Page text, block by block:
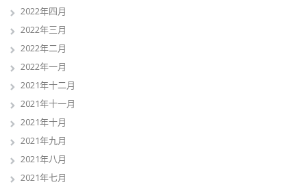
2022年四月
2022年三月
2022年二月
2022年一月
2021年十二月
2021年十一月
2021年十月
2021年九月
2021年八月
2021年七月